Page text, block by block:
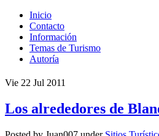
Inicio
Contacto
Información
Temas de Turismo
Autoría
Vie 22 Jul 2011
Los alrededores de